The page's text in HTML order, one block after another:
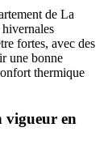
de La
fortes, avec des
une bonne
thermique
vigueur en